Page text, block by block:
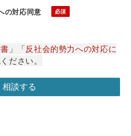
の対応同意
」「反社会的勢力への対応に
ださい。